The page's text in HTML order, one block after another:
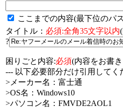
ここまでの内容(最下位のパ
タイトル： 必須:全角35文字以内
?
困りごと内容:必須(内容をお書
--- 以下必要部分だけ引用してく
>メーカー名：富士通
>OS名：Windows10
>パソコン名：FMVDE2AOL1